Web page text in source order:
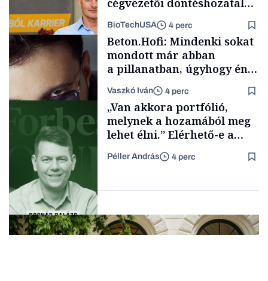
Energia
Content Lab HUB
cégvezetői döntéshozatal
BioTechUSA 4 perc
Forbes-sztori
Beton.Hofi: Mindenki sokat
mondott már abban
a pillanatban, úgyhogy én
a legsarkosabb
gondolataimat akartam
kimondani
Vaszkó Iván 4 perc
Podcast
„Van akkora portfólió,
melynek a hozamából meg
lehet élni.” Elérhető-e a
passzív jövedelem és az
anyagi függetlenség?
Péller András 4 perc